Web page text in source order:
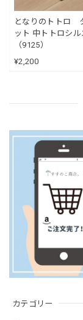
カテゴリー
となりのトトロ
ット 中トトロシル
（9125）
¥2,200